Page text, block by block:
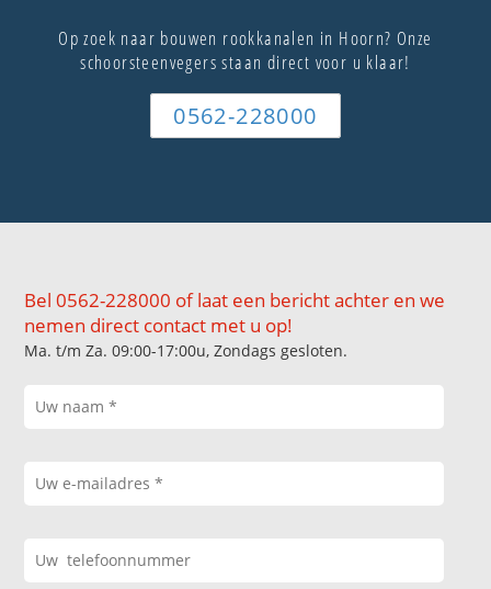
Op zoek naar bouwen rookkanalen in Hoorn? Onze
schoorsteenvegers staan direct voor u klaar!
0562-228000
Bel 0562-228000 of laat een bericht achter en we
nemen direct contact met u op!
Ma. t/m Za. 09:00-17:00u, Zondags gesloten.